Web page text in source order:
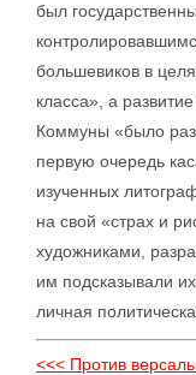
был
большевиков в
класса», а
Коммуны «было
первую очередь
изученных
на свой «страх и
художниками,
им подсказывали
личная
<<< Против